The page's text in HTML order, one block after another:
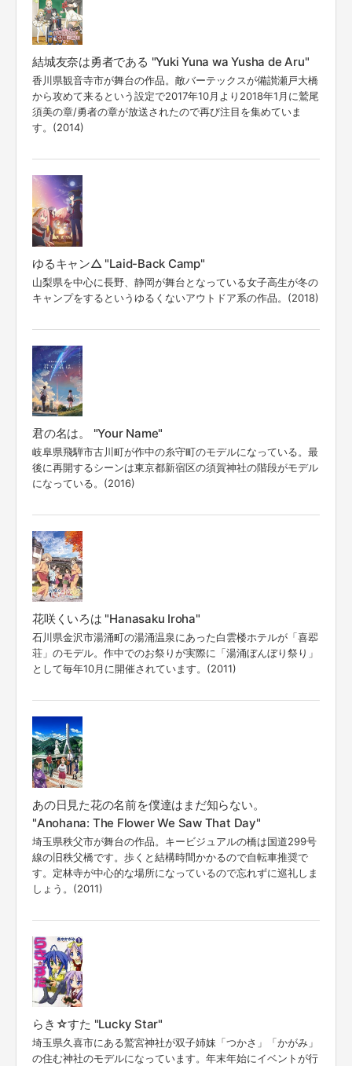
結城友奈は勇者である "Yuki Yuna wa Yusha de Aru"
香川県観音寺市が舞台の作品。敵バーテックスが備讃瀬戸大橋
から攻めて来るという設定で2017年10月より2018年1月に鷲尾
須美の章/勇者の章が放送されたので再び注目を集めていま
す。(2014)
ゆるキャン△ "Laid-Back Camp"
山梨県を中心に長野、静岡が舞台となっている女子高生が冬の
キャンプをするというゆるくないアウトドア系の作品。(2018)
君の名は。 "Your Name"
岐阜県飛騨市古川町が作中の糸守町のモデルになっている。最
後に再開するシーンは東京都新宿区の須賀神社の階段がモデル
になっている。(2016)
花咲くいろは "Hanasaku Iroha"
石川県金沢市湯涌町の湯涌温泉にあった白雲楼ホテルが「喜翆
荘」のモデル。作中でのお祭りが実際に「湯涌ぼんぼり祭り」
として毎年10月に開催されています。(2011)
あの日見た花の名前を僕達はまだ知らない。
"Anohana: The Flower We Saw That Day"
埼玉県秩父市が舞台の作品。キービジュアルの橋は国道299号
線の旧秩父橋です。歩くと結構時間かかるので自転車推奨で
す。定林寺が中心的な場所になっているので忘れずに巡礼しま
しょう。(2011)
らき☆すた "Lucky Star"
埼玉県久喜市にある鷲宮神社が双子姉妹「つかさ」「かがみ」
の住む神社のモデルになっています。年末年始にイベントが行